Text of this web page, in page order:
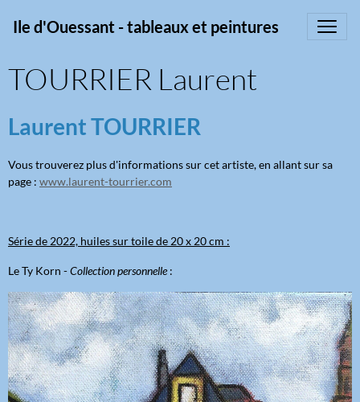
Ile d'Ouessant - tableaux et peintures
TOURRIER Laurent
Laurent TOURRIER
Vous trouverez plus d'informations sur cet artiste, en allant sur sa
page : www.laurent-tourrier.com
Série de 2022, huiles sur toile de 20 x 20 cm :
Le Ty Korn -Collection personnelle: